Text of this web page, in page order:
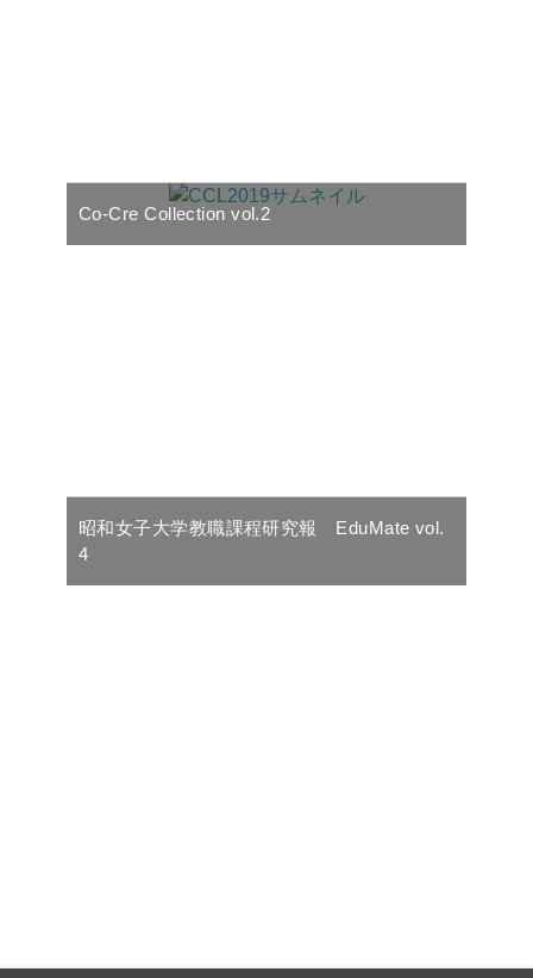
Co-Cre Collection vol.2
昭和女子大学教職課程研究報 EduMate vol.
4